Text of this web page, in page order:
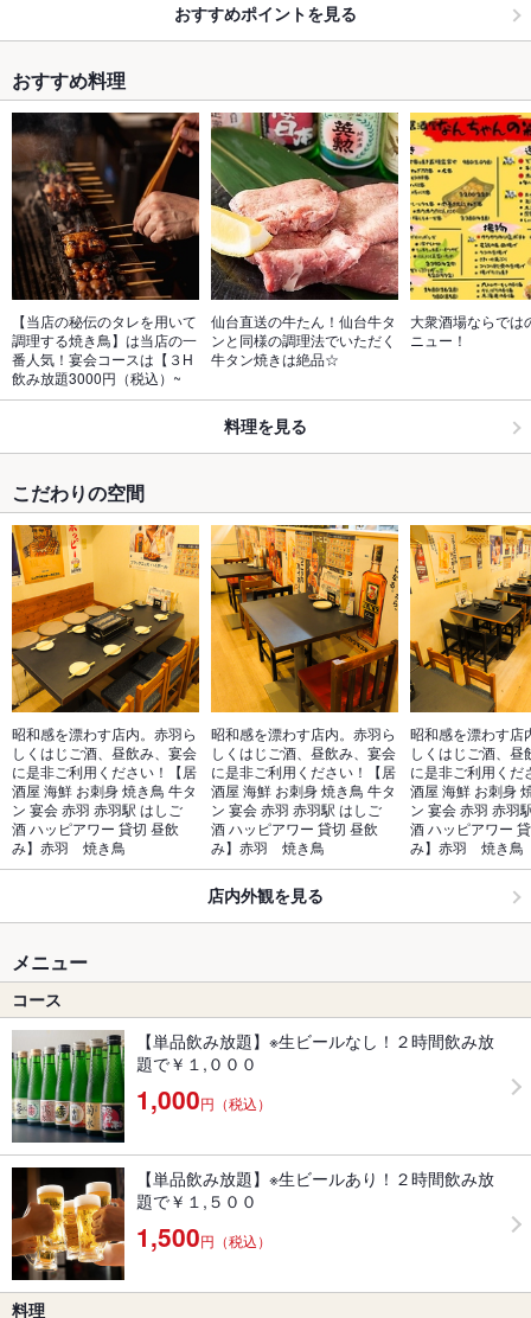
おすすめポイントを見る
おすすめ料理
【当店の秘伝のタレを用いて
調理する焼き鳥】は当店の一
番人気！宴会コースは【３H
飲み放題3000円（税込）~
仙台直送の牛たん！仙台牛タ
ンと同様の調理法でいただく
牛タン焼きは絶品☆
大衆酒場ならでは
ニュー！
料理を見る
こだわりの空間
昭和感を漂わす店内。赤羽ら
しくはじご酒、昼飲み、宴会
に是非ご利用ください！【居
酒屋 海鮮 お刺身 焼き鳥 牛タ
ン 宴会 赤羽 赤羽駅 はしご
酒 ハッピアワー 貸切 昼飲
み】赤羽　焼き鳥
昭和感を漂わす店内。赤羽ら
しくはじご酒、昼飲み、宴会
に是非ご利用ください！【居
酒屋 海鮮 お刺身 焼き鳥 牛タ
ン 宴会 赤羽 赤羽駅 はしご
酒 ハッピアワー 貸切 昼飲
み】赤羽　焼き鳥
昭和感を漂わす店
しくはじご酒、昼
に是非ご利用くだ
酒屋 海鮮 お刺身
ン 宴会 赤羽 赤羽
酒 ハッピアワー
み】赤羽　焼き鳥
店内外観を見る
メニュー
コース
【単品飲み放題】※生ビールなし！２時間飲み放
題で￥１,０００
1,000円（税込）
【単品飲み放題】※生ビールあり！２時間飲み放
題で￥１,５００
1,500円（税込）
料理